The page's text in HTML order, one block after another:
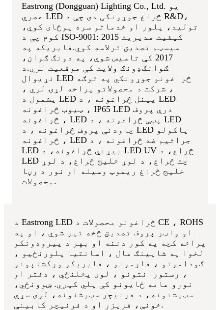
Eastrong (Dongguan) Lighting Co., Ltd. یو
عصري LED څراغ جوړونکی دی چې د R&D،
تولید، پلور او خدماتو سره یوځای کوي،
کوم چې د ISO-9001: 2015 کیفیت مدیریت
سیسټم تصدیق ترلاسه کوي.فابریکه په
2017 کې تاسیس شوې، په دونګ ګوان،
ګوانګډونګ ولایت کې موقعیت لري. د
نړیوال LED څراغونو جوړونکي په توګه
، شرکت د محصولاتو پراخه لړۍ لري ،
پشمول د LED پینل څراغونه ، د LED
ټیوب څراغونه ، IP65 LED درې پروف
څراغونه ، LED پټې څراغونه ، د LED
چاودنې پروف څراغونه ، د LED پاکولو
څراغونه ، LED جراثیم ضد څراغونه ، د
LED بیړني څراغونه، د LED UV څراغ، د
LED چت څراغ، د لوړ خلیج څراغ، د لوړ
خلیج څراغ ریموټ وسیله او نور د رڼا
محصولات.
د Eastrong LED څراغونو محصولات د CE ، ROHS
او واټر پروف تصدیق څخه تیر شوي ، او په
پراخه کچه په کور دننه او بهر د پیرودونکو
لخوا په شاپینګ مال ، اسانتیا پلورنځیو ،
ګودامونو ، فارمونو ، فابریکو ورکشاپونو
، رستورانتونو ، لوی پخلنځي ، دفتر او
نورو عامه ځایونو کې پلي کیږي. ښوونځي،
سټیشنونه، د فرنیچر سټیشنونه، لوی سړې
خونې، فریزر او د فرنیچر کابینې.